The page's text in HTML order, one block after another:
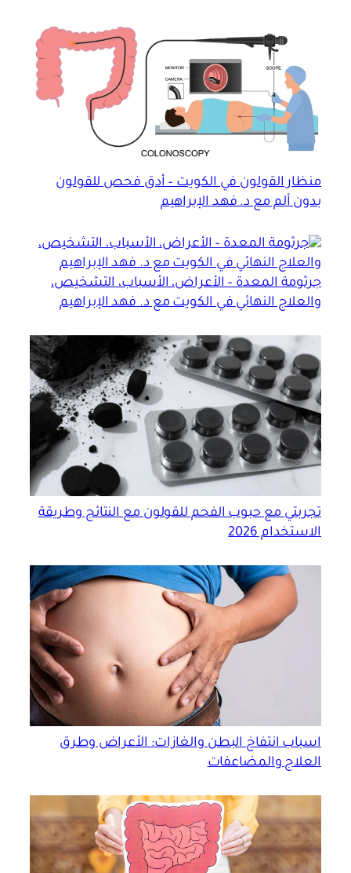
منظار القولون في الكويت – أدق فحص للقولون
بدون ألم مع د. فهد الإبراهيم
جرثومة المعدة – الأعراض، الأسباب، التشخيص،
والعلاج النهائي في الكويت مع د. فهد الإبراهيم
تجربتي مع حبوب الفحم للقولون مع النتائج وطريقة
الاستخدام 2026
اسباب انتفاخ البطن والغازات: الأعراض وطرق
العلاج والمضاعفات